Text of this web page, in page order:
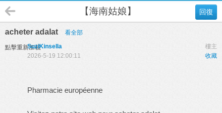
回復
【海南姑娘】
acheter adalat 看全部
點擊重新加載 樓主
SuziKinsella
收藏
2026-5-19 12:00:11
Pharmacie européenne